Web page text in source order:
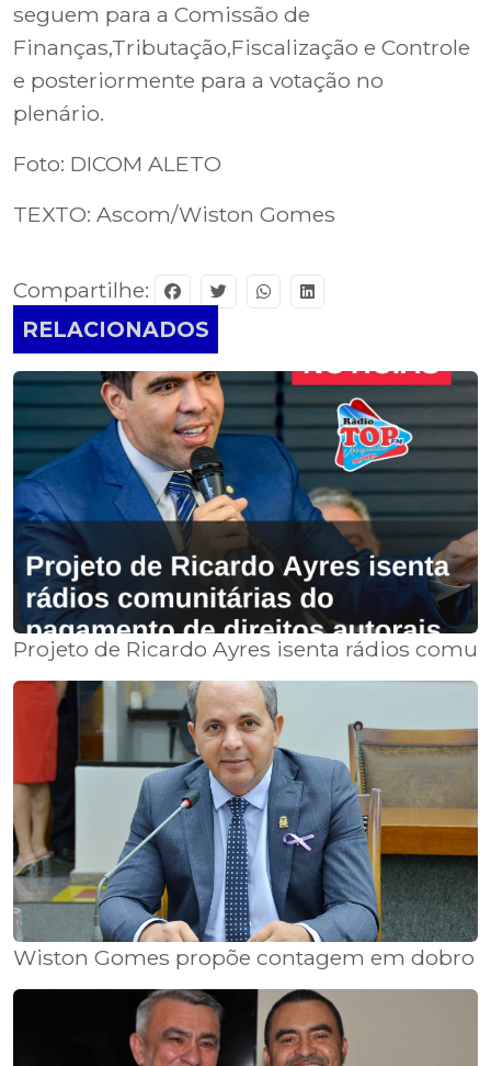
seguem para a Comissão de
Finanças,Tributação,Fiscalização e Controle
e posteriormente para a votação no
plenário.
Foto: DICOM ALETO
TEXTO: Ascom/Wiston Gomes
Compartilhe:
RELACIONADOS
Projeto de Ricardo Ayres isenta rádios
Wiston Gomes propõe contagem em dobro